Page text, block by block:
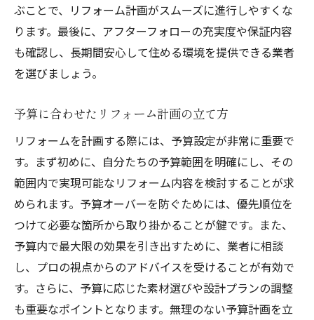
ぶことで、リフォーム計画がスムーズに進行しやすくな
ります。最後に、アフターフォローの充実度や保証内容
も確認し、長期間安心して住める環境を提供できる業者
を選びましょう。
予算に合わせたリフォーム計画の立て方
リフォームを計画する際には、予算設定が非常に重要で
す。まず初めに、自分たちの予算範囲を明確にし、その
範囲内で実現可能なリフォーム内容を検討することが求
められます。予算オーバーを防ぐためには、優先順位を
つけて必要な箇所から取り掛かることが鍵です。また、
予算内で最大限の効果を引き出すために、業者に相談
し、プロの視点からのアドバイスを受けることが有効で
す。さらに、予算に応じた素材選びや設計プランの調整
も重要なポイントとなります。無理のない予算計画を立